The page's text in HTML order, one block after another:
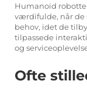
Humanoid
værdifulde, når de
behov, idet de
tilpassede
og
Ofte